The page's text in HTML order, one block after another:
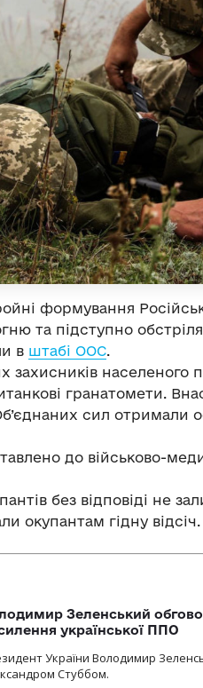
формування
та підступно
в штабі ООС.
захисників
гранатомети.
сил отримали
до військово-
без відповіді не
окупантам гідну
Зеленський
української ППО
України Володимир
Стуббом.